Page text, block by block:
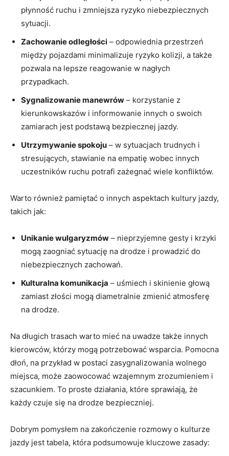
płynność ruchu i zmniejsza ryzyko⁤ niebezpiecznych⁤
sytuacji.
Zachowanie odległości – ‍odpowiednia ⁢przestrzeń
między pojazdami minimalizuje ryzyko kolizji, a także
pozwala na⁢ lepsze reagowanie w⁤ nagłych
przypadkach.
Sygnalizowanie manewrów – korzystanie⁢ z‌
kierunkowskazów i informowanie‍ innych o ⁢swoich
zamiarach jest podstawą bezpiecznej jazdy.
Utrzymywanie spokoju – w sytuacjach trudnych i
stresujących, stawianie na⁤ empatię wobec innych
uczestników ruchu potrafi zażegnać wiele konfliktów.
Warto⁣ również pamiętać o innych aspektach kultury jazdy,
takich jak:
Unikanie wulgaryzmów – nieprzyjemne gesty i krzyki
mogą zaogniać sytuację na drodze i‌ prowadzić do
niebezpiecznych zachowań.
Kulturalna komunikacja – uśmiech i skinienie głową⁣
zamiast złości mogą diametralnie zmienić​ atmosferę
na drodze.
Na długich trasach​ warto mieć na⁢ uwadze także⁣ innych
kierowców, którzy mogą potrzebować wsparcia. Pomocna⁣
dłoń, ⁢na przykład w postaci zasygnalizowania wolnego
⁣miejsca, może zaowocować wzajemnym⁣ zrozumieniem i
szacunkiem. To proste​ działania, które sprawiają,⁤ że
⁢każdy czuje się na drodze‍ bezpieczniej.
Dobrym pomysłem na zakończenie ​rozmowy⁣ o ⁢kulturze
⁤jazdy jest tabela, która podsumowuje kluczowe zasady: